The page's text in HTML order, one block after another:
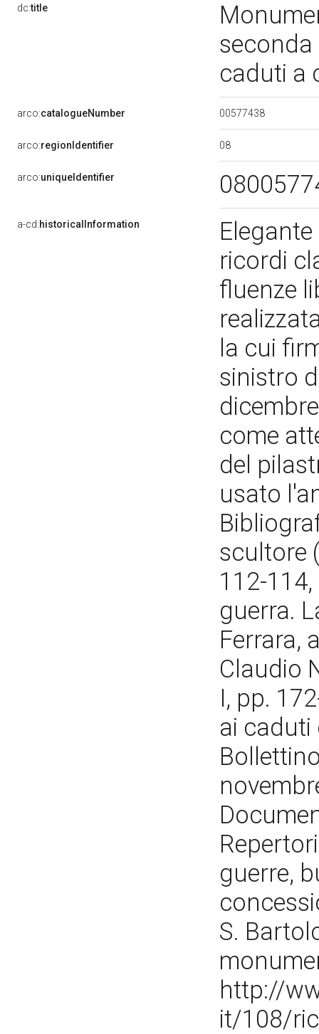
dc:title
caduti a
arco:catalogueNumber 00577438
arco:regionIdentifier 08
arco:uniqueIdentifier
a-cd:historicalInformation
ricordi
fluenze
la cui
sinistro
come
del
usato
scultore
112-
guerra.
Ferrara,
Claudio
I, pp.
ai caduti
guerre,
S.
http://
it/108/